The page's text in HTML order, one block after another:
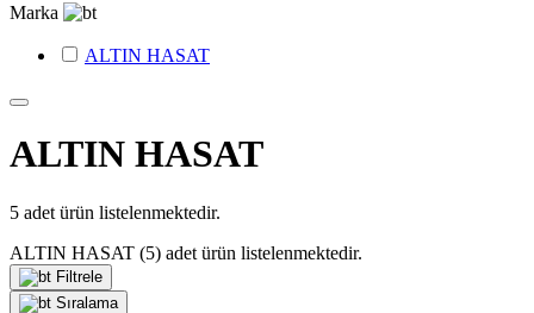
Marka
ALTIN HASAT
ALTIN HASAT
5 adet ürün listelenmektedir.
ALTIN HASAT (5) adet ürün listelenmektedir.
Filtrele
Sıralama